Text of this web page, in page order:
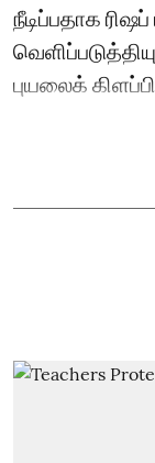
நீடிப்பதாக
புயலைக்